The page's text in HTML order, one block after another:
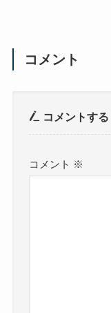
コメント
コメントする
コメント ※